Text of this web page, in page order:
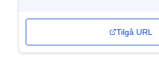
Tilgå URL